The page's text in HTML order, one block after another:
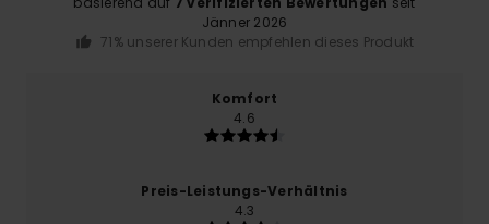
Jänner 2026
71% unserer Kunden empfehlen dieses Produkt
Komfort
4.6
Preis-Leistungs-Verhältnis
4.3